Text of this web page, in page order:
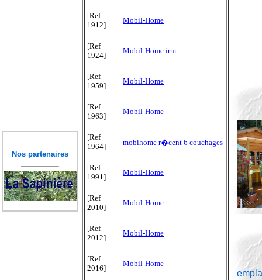
Nos partenaires
[Ref
1912]
Mobil-Home
[Ref
1924]
Mobil-Home irm
[Ref
1959]
Mobil-Home
[Ref
1963]
Mobil-Home
[Ref
1964]
mobihome r�cent 6 couchages
[Ref
1991]
Mobil-Home
[Ref
2010]
Mobil-Home
[Ref
2012]
Mobil-Home
[Ref
2016]
Mobil-Home